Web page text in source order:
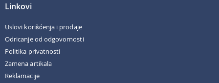
Linkovi
Uslovi korišćenja i prodaje
Odricanje od odgovornosti
Politika privatnosti
Zamena artikala
Reklamacije